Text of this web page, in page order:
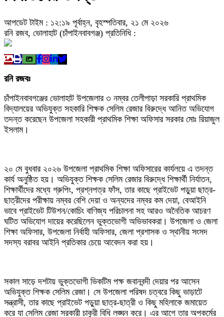
আপডেট টাইম : ১২:১৯ পূর্বাহ্ন, বৃহস্পতিবার, ২১ মে ২০২৬
রনি রজব, ভোলাহাট (চাঁপাইনবাবগঞ্জ) প্রতিনিধি :
রনি রজবঃ
চাঁপাইনবাবগঞ্জের ভোলাহাট উপজেলার ৩ নম্বর তেলীপাড়া সরকারি প্রাথমিক
বিদ্যালয়ের অভিযুক্ত সহকারি শিক্ষক সেলিম রেজার বিরুদ্ধে আনিত অভিযোগ
তদন্ত করেছেন উপজেলা সহকারী প্রাথমিক শিক্ষা অফিসার সরকার মোঃ রিয়াজুল
ইসলাম।
২০ মে বুধবার ২০২৬ উপজেলা প্রাথমিক শিক্ষা অফিসারের কার্যলয়ে এ তদন্ত
কার্য অনুষ্ঠিত হয়। অভিযুক্ত শিক্ষক সেলিম রেজার বিরুদ্ধে শিক্ষার্থী নির্যাতন,
শিক্ষার্থীদের মধ্যে গ্রুপিং, প্রশ্নপত্র ফাঁস, তার কাছে প্রাইভেট পড়ুয়া ছাত্র-
ছাত্রীদের পরীক্ষায় নম্বর বেশি দেয়া ও অন্যদের নম্বর কম দেয়া, বেআইনি
ভাবে প্রাইভেট টিউশন/কোচিং বাণিজ্য পরিচালনা সহ আরও অনৈতিক আচরণ
ঘটিত অভিযোগ দায়ের করেছিলেন ভুক্তভোগী অভিভাবকরা। উপজেলা ও জেলা
শিক্ষা অফিসার, উপজেলা নির্বাহী অফিসার, জেলা প্রশাসক ও স্থানীয় সংসদ
সদস্য বরাবর আইনি প্রতিকার চেয়ে আবেদন করা হয়।
সকাল সাড়ে দশটায় ভুক্তভোগী ভিকটিম পক্ষ জবানবন্দী দেয়ার পর আসেন
অভিযুক্ত শিক্ষক সেলিম রেজা। সে উপজেলা পরিষদ চত্বরে কিছু ভাড়াটে
সন্ত্রাসী, তার কাছে প্রাইভেট পড়ুয়া ছাত্র-ছাত্রী ও কিছু মহিলাকে জমায়েত
করে যা সেলিম রেজা সরকারী চাকুরী বিধি লঙ্ঘন করে। এর আগে তার অপকর্মের